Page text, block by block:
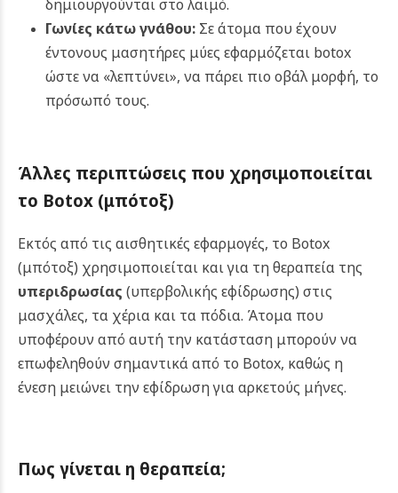
δημιουργούνται στο λαιμό.
Γωνίες κάτω γνάθου: Σε άτομα που έχουν
έντονους μασητήρες μύες εφαρμόζεται botox
ώστε να «λεπτύνει», να πάρει πιο οβάλ μορφή, το
πρόσωπό τους.
Άλλες περιπτώσεις που χρησιμοποιείται
το Botox (μπότοξ)
Εκτός από τις αισθητικές εφαρμογές, το Botox
(μπότοξ) χρησιμοποιείται και για τη θεραπεία της
υπεριδρωσίας (υπερβολικής εφίδρωσης) στις
μασχάλες, τα χέρια και τα πόδια. Άτομα που
υποφέρουν από αυτή την κατάσταση μπορούν να
επωφεληθούν σημαντικά από το Botox, καθώς η
ένεση μειώνει την εφίδρωση για αρκετούς μήνες.
Πως γίνεται η θεραπεία;